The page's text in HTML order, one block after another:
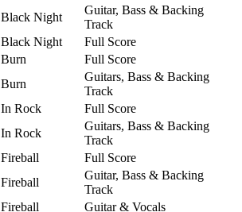
Black Night
Guitar, Bass & Backing
Track
Black Night
Full Score
Burn
Full Score
Burn
Guitars, Bass & Backing
Track
In Rock
Full Score
In Rock
Guitars, Bass & Backing
Track
Fireball
Full Score
Fireball
Guitar, Bass & Backing
Track
Fireball
Guitar & Vocals